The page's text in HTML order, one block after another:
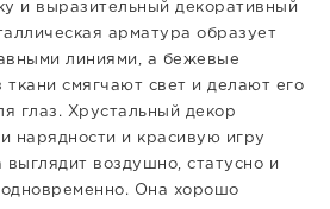
и выразительный декоративный
арматура образует
линиями, а бежевые
смягчают свет и делают его
глаз. Хрустальный декор
нарядности и красивую игру
выглядит воздушно, статусно и
Она хорошо